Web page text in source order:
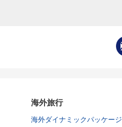
海外旅行
海外ダイナミックパッケージ